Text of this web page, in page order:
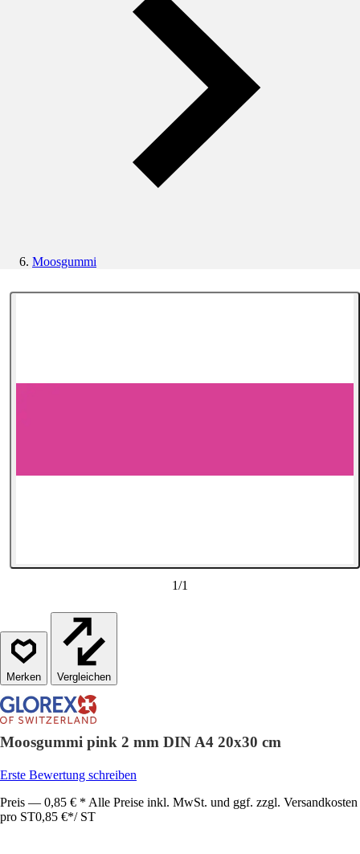
Moosgummi
1/1
Vergleichen
Moosgummi pink 2 mm DIN A4 20x30 cm
Erste Bewertung schreiben
Preis — 0,85 € * Alle Preise inkl. MwSt. und ggf. zzgl. Versandkosten
pro ST0,85 €*/ ST